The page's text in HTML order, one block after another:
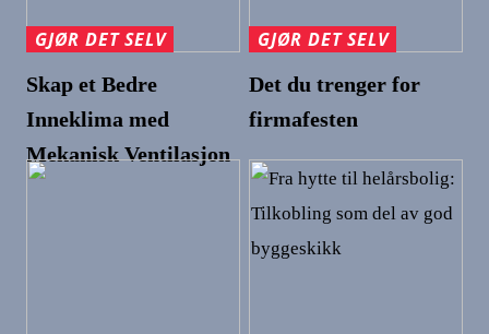
GJØR DET SELV
Skap et Bedre
Inneklima med
Mekanisk Ventilasjon
GJØR DET SELV
Det du trenger for
firmafesten